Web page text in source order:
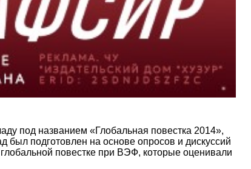
под названием «Глобальная повестка 2014»,
был подготовлен на основе опросов и дискуссий
повестке при ВЭФ, которые оценивали